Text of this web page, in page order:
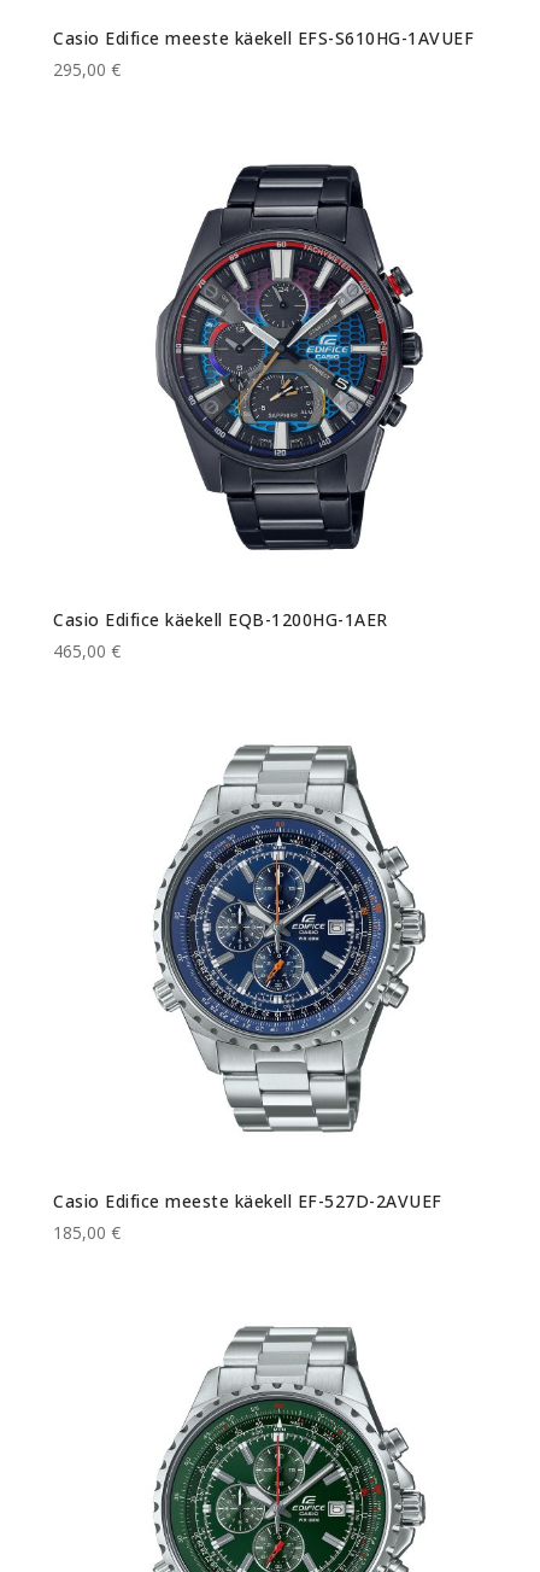
Casio Edifice meeste käekell EFS-S610HG-1AVUEF
295,00 €
Casio Edifice käekell EQB-1200HG-1AER
465,00 €
Casio Edifice meeste käekell EF-527D-2AVUEF
185,00 €